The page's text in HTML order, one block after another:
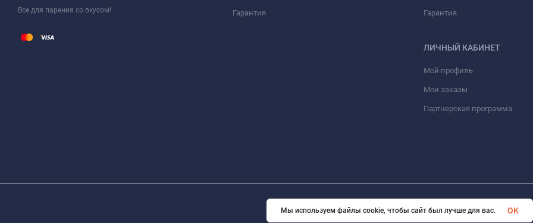
Все для парения со вкусом! Гарантия Гарантия
ЛИЧНЫЙ КАБИНЕТ
Мой профиль
Мои заказы
Партнерская программа
© 2026 eVape. Все права защищены
Мы используем файлы cookie, чтобы сайт был лучше для вас. OK